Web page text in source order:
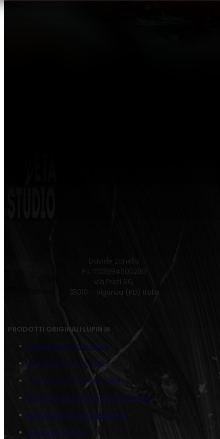
P.I. IT03994600280
via Prati 66,
35010 – Vigonza (PD) Italia
PRODOTTI ORIGINALI LUPIN III
Tela Series Action Fujiko
Juta Ballando con Fujiko
Tela Color Orizzontale Jigen
Juta Fujiko e Lupin Bacio Inaspettato
Juta Carta Re di Picche Lupin
Juta Lupin Action